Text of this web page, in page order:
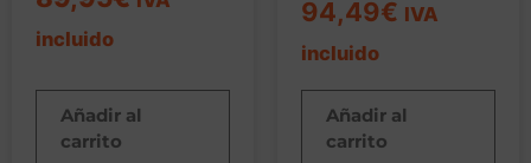
incluido
Añadir al
carrito
94,49€ IVA
incluido
Añadir al
carrito